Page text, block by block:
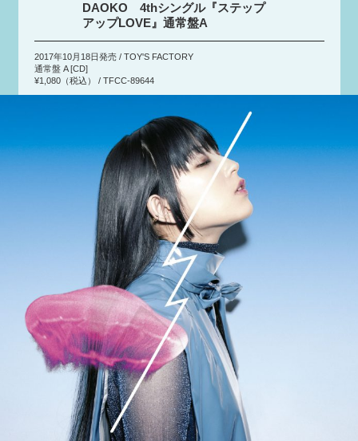
DAOKO 4thシングル『ステップ
アップLOVE』通常盤A
2017年10月18日発売 / TOY'S FACTORY
通常盤 A [CD]
¥1,080（税込） / TFCC-89644